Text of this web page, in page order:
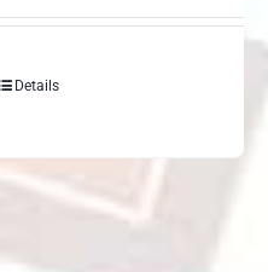
Rp2,300,000.
Details